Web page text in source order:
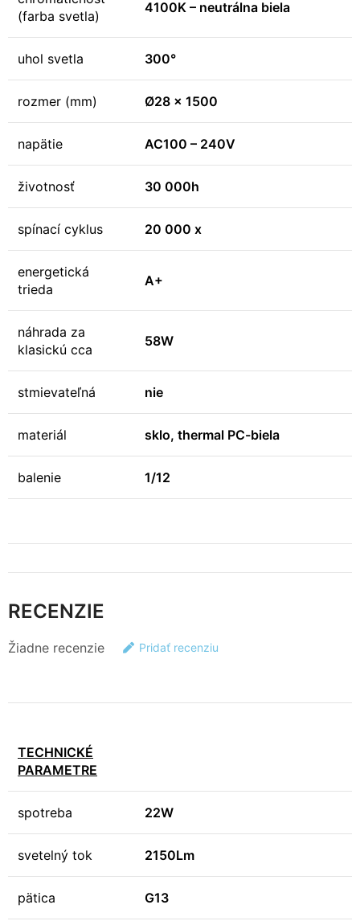
(farba svetla)
4100K – neutrálna biela
uhol svetla 300°
rozmer (mm) Ø28 x 1500
napätie AC100 – 240V
životnosť 30 000h
spínací cyklus 20 000 x
energetická
trieda
A+
náhrada za
klasickú cca
58W
stmievateľná nie
materiál sklo, thermal PC-biela
balenie 1/12
RECENZIE
Žiadne recenzie Pridať recenziu
TECHNICKÉ
PARAMETRE
spotreba 22W
svetelný tok 2150Lm
pätica G13